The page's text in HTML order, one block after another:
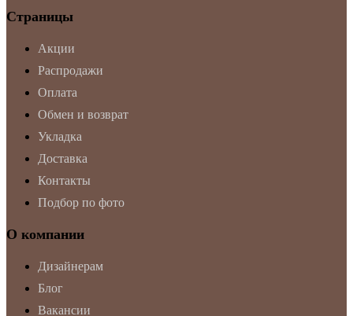
Страницы
Акции
Распродажи
Оплата
Обмен и возврат
Укладка
Доставка
Контакты
Подбор по фото
О компании
Дизайнерам
Блог
Вакансии